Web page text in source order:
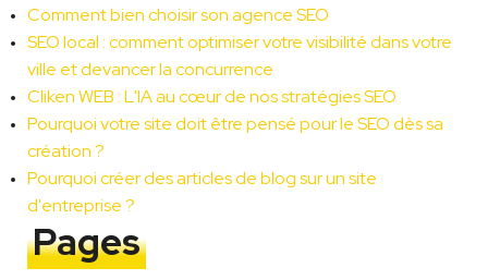
Comment bien choisir son agence SEO
SEO local : comment optimiser votre visibilité dans votre
ville et devancer la concurrence
Cliken WEB : L'IA au cœur de nos stratégies SEO
Pourquoi votre site doit être pensé pour le SEO dès sa
création ?
Pourquoi créer des articles de blog sur un site
d'entreprise ?
Pages